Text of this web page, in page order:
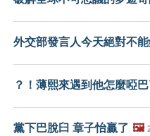
外交部發言人今天絕對不
？！薄熙來遇到他怎麼啞
黨下巴脫臼 章子怡贏了 🖼️